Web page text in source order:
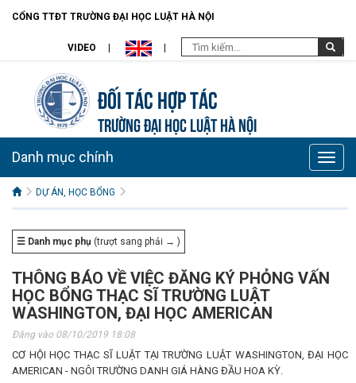
CỔNG TTĐT TRƯỜNG ĐẠI HỌC LUẬT HÀ NỘI
VIDEO
Đối tác hợp tác
TRƯỜNG ĐẠI HỌC LUẬT HÀ NỘI
Toggle
Danh mục chính
DỰ ÁN, HỌC BỔNG
☰ Danh mục phụ (trượt sang phải → )
THÔNG BÁO VỀ VIỆC ĐĂNG KÝ PHỎNG VẤN
HỌC BỔNG THẠC SĨ TRƯỜNG LUẬT
WASHINGTON, ĐẠI HỌC AMERICAN
Đăng vào 08/10/2019 18:08
CƠ HỘI HỌC THẠC SĨ LUẬT TẠI TRƯỜNG LUẬT WASHINGTON, ĐẠI HỌC
AMERICAN - NGÔI TRƯỜNG DANH GIÁ HÀNG ĐẦU HOA KỲ.